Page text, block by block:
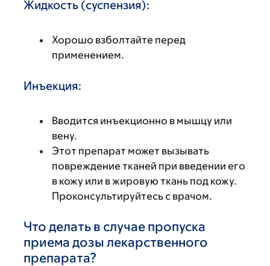
Жидкость (суспензия):
Хорошо взболтайте перед
применением.
Инъекция:
Вводится инъекционно в мышцу или
вену.
Этот препарат может вызывать
повреждение тканей при введении его
в кожу или в жировую ткань под кожу.
Проконсультируйтесь с врачом.
Что делать в случае пропуска
приема дозы лекарственного
препарата?